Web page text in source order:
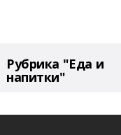
Рубрика "Еда и
напитки"